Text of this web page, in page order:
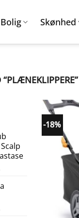
Bolig Skønhed
“PLÆNEKLIPPERE”
kr..
-18%